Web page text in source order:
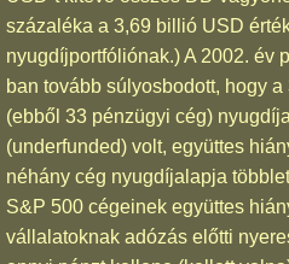
százaléka a 3,69 billió USD
nyugdíjportfóliónak.) A 2002. év
ban tovább súlyosbodott, hogy
(ebből 33 pénzügyi cég)
(underfunded) volt, együttes
néhány cég nyugdíjalapja
S&P 500 cégeinek együttes
vállalatoknak adózás előtti